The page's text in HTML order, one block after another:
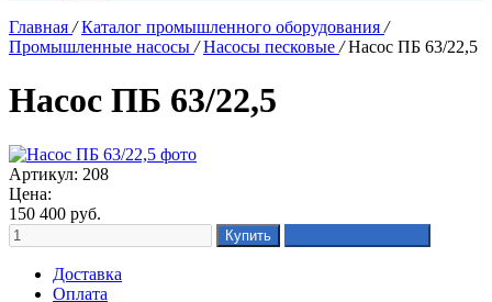
Главная / Каталог промышленного оборудования /
Промышленные насосы / Насосы песковые / Насос ПБ 63/22,5
Насос ПБ 63/22,5
Артикул: 208
Цена:
150 400 руб.
Доставка
Оплата